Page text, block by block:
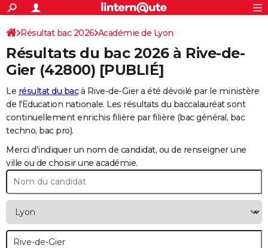
ACTUALITÉS
Politique
Société
Faits Divers
Education
Monde
Villes
+
SPORT
Coupe du monde 2026
Football
Tennis
Cyclisme
Rugby
Forum
CULTURE
FINANCE
Retraite
Impôts
Epargne
Immobilier
Risques naturels par ville
Banque
Assurance
Crédit
Essais
Réserver un essai
Citadines
Berlines
SUV
Forum auto
+
HIGH-TECH
Mobiles
Meilleur smartphone
Internet
Ordinateurs
Jeux vidéo
Guide high-tech
+
BRICOLAGE
Forum
Aménagement intérieur
Extérieur
Cuisine
Salle de bains
Jardinage
Rangement
WEEK-END
Guides de France
Escapades
Patrimoine
Expositions
Musées
Week-end nature
LIFESTYLE
Art de vivre
Bien-être
Loisirs
Mode
Modes de vie
+SANTE
S'inscrire
Connexion
Résultat bac 2026 Académie de Lyon
Résultats du bac 2026 à Rive-de-
Gier (42800) [PUBLIÉ]
Le résultat du bacà Rive-de-Gier a été dévoilé par le ministère
de l'Education nationale. Les résultats du baccalauréat sont
continuellement enrichis filière par filière (bac général, bac
techno, bac pro).
Merci d'indiquer un nom de candidat, ou de renseigner une
ville ou de choisir une académie.